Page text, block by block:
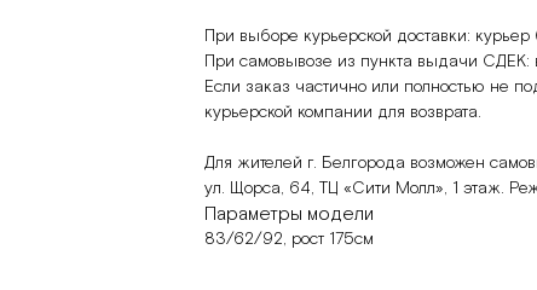
При выборе курьерской доставки:
При самовывозе из пункта выдачи
Если заказ частично или полностью не
курьерской компании для возврата.
Для жителей г. Белгорода возможен
ул. Щорса, 64, ТЦ «Сити Молл», 1 этаж.
Параметры модели
83/62/92, рост 175см